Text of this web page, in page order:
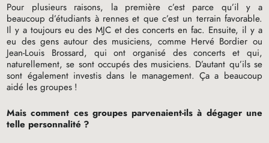
Pour plusieurs raisons, la première c’est parce qu’il y a
beaucoup d’étudiants à rennes et que c’est un terrain favorable.
Il y a toujours eu des MJCet des concerts en fac. Ensuite, il y a
eu des gens autour des musiciens, comme Hervé Bordier ou
Jean-Louis Brossard, qui ont organisé des concerts et qui,
naturellement, se sont occupés des musiciens. D’autant qu’ils se
sont également investis dans le management. Ça a beaucoup
aidé les groupes !
Mais comment ces groupes parvenaient-ils à dégager une
telle personnalité ?